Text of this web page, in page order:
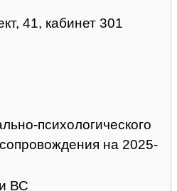
41, кабинет 301
психологического
на 2025-
ВС